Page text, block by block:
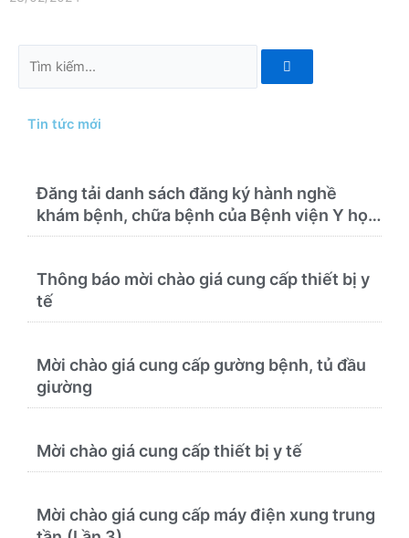
kiếm
Tin tức mới
Đăng tải danh sách đăng ký hành nghề
khám bệnh, chữa bệnh của Bệnh viện Y học
cổ truyền và Phục hồi chức năng Quy Nhơn
Thông báo mời chào giá cung cấp thiết bị y
tế
Mời chào giá cung cấp gường bệnh, tủ đầu
giường
Mời chào giá cung cấp thiết bị y tế
Mời chào giá cung cấp máy điện xung trung